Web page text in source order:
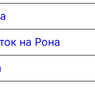
на Рона